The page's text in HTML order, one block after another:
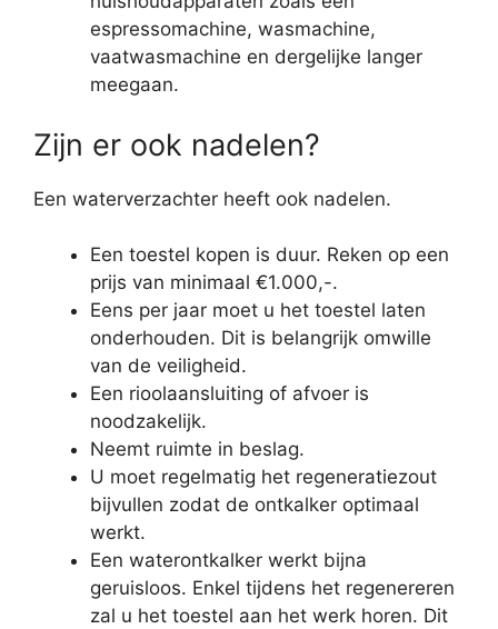
espressomachine, wasmachine,
vaatwasmachine en dergelijke langer
meegaan.
Zijn er ook nadelen?
Een waterverzachter heeft ook nadelen.
Een toestel kopen is duur. Reken op een
prijs van minimaal €1.000,-.
Eens per jaar moet u het toestel laten
onderhouden. Dit is belangrijk omwille
van de veiligheid.
Een rioolaansluiting of afvoer is
noodzakelijk.
Neemt ruimte in beslag.
U moet regelmatig het regeneratiezout
bijvullen zodat de ontkalker optimaal
werkt.
Een waterontkalker werkt bijna
geruisloos. Enkel tijdens het regenereren
zal u het toestel aan het werk horen. Dit